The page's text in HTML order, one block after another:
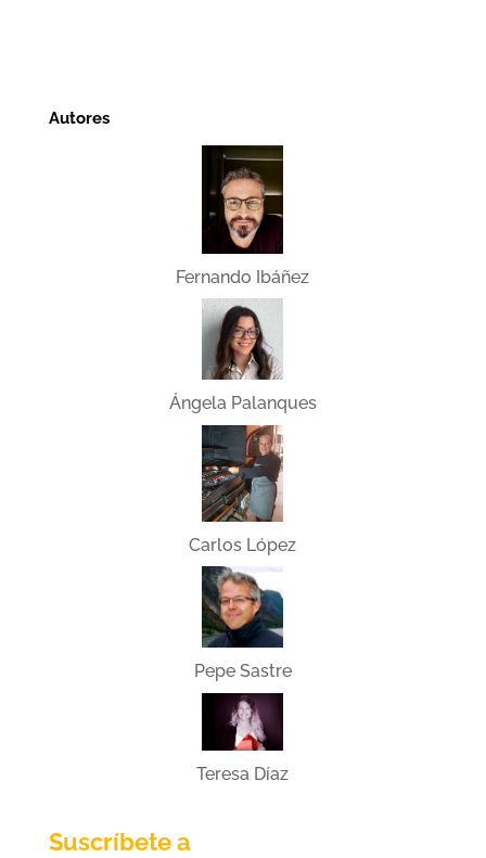
Autores
Fernando Ibáñez
Ángela Palanques
Carlos López
Pepe Sastre
Teresa Díaz
Suscríbete a